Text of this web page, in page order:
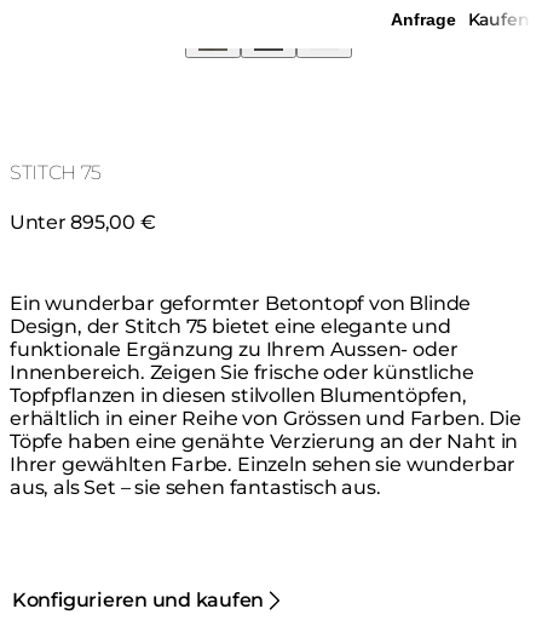
Anfrage Kaufen
STITCH 75
Unter 895,00 €
Ein wunderbar geformter Betontopf von Blinde
Design, der Stitch 75 bietet eine elegante und
funktionale Ergänzung zu Ihrem Aussen- oder
Innenbereich. Zeigen Sie frische oder künstliche
Topfpflanzen in diesen stilvollen Blumentöpfen,
erhältlich in einer Reihe von Grössen und Farben. Die
Töpfe haben eine genähte Verzierung an der Naht in
Ihrer gewählten Farbe. Einzeln sehen sie wunderbar
aus, als Set – sie sehen fantastisch aus.
Konfigurieren und kaufen